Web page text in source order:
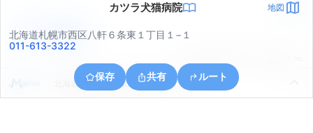
カツラ犬猫病院 地図
北海道札幌市西区八軒６条東１丁目１−１
011-613-3322
保存 共有 ルート
北海道札幌市北区北２６条西１７丁目４
アプリで見る